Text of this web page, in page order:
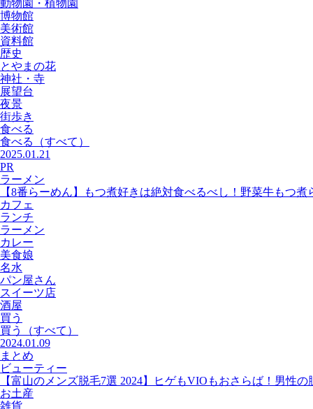
動物園・植物園
博物館
美術館
資料館
歴史
とやまの花
神社・寺
展望台
夜景
街歩き
食べる
食べる
（すべて）
2025.01.21
PR
ラーメン
【8番らーめん】もつ煮好きは絶対食べるべし！野菜牛もつ
カフェ
ランチ
ラーメン
カレー
美食娘
名水
パン屋さん
スイーツ店
酒屋
買う
買う
（すべて）
2024.01.09
まとめ
ビューティー
【富山のメンズ脱毛7選 2024】ヒゲもVIOもおさらば！男性
お土産
雑貨